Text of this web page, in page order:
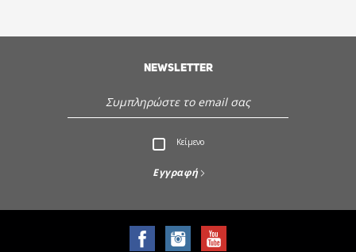
Εξυπηρέτηση - Υποστήριξη πελατών
Ανακαλύψτε την Sencor
NEWSLETTER
Κείμενο
Εγγραφή